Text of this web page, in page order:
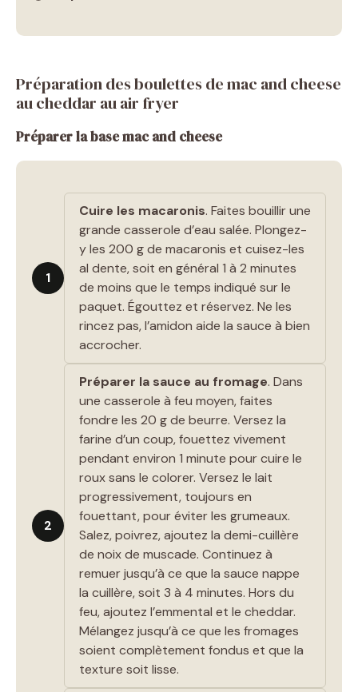
Préparation des boulettes de mac and cheese
au cheddar au air fryer
Préparer la base mac and cheese
1
Cuire les macaronis. Faites bouillir une
grande casserole d’eau salée. Plongez-
y les 200 g de macaronis et cuisez-les
al dente, soit en général 1 à 2 minutes
de moins que le temps indiqué sur le
paquet. Égouttez et réservez. Ne les
rincez pas, l’amidon aide la sauce à bien
accrocher.
2
Préparer la sauce au fromage. Dans
une casserole à feu moyen, faites
fondre les 20 g de beurre. Versez la
farine d’un coup, fouettez vivement
pendant environ 1 minute pour cuire le
roux sans le colorer. Versez le lait
progressivement, toujours en
fouettant, pour éviter les grumeaux.
Salez, poivrez, ajoutez la demi-cuillère
de noix de muscade. Continuez à
remuer jusqu’à ce que la sauce nappe
la cuillère, soit 3 à 4 minutes. Hors du
feu, ajoutez l’emmental et le cheddar.
Mélangez jusqu’à ce que les fromages
soient complètement fondus et que la
texture soit lisse.